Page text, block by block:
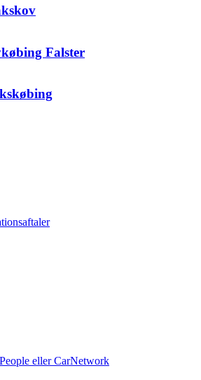
Falster
eller CarNetwork